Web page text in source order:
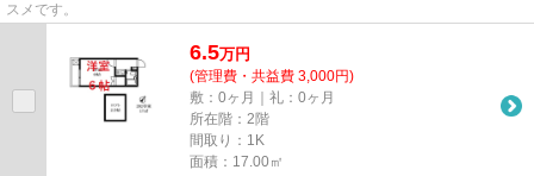
スメです。
6.5万円
(管理費・共益費 3,000円)
敷：0ヶ月｜礼：0ヶ月
所在階：2階
間取り：1K
面積：17.00㎡